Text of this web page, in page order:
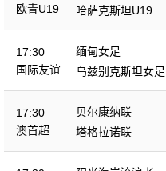
欧青U19
哈萨克斯坦U19
17:30
国际友谊
缅甸女足
乌兹别克斯坦女足
17:30
澳首超
贝尔康纳联
塔格拉诺联